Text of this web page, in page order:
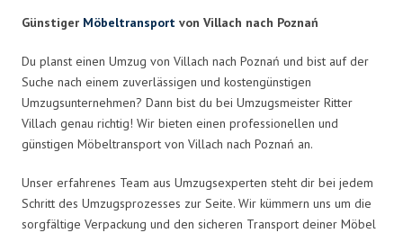
Günstiger Möbeltransport von Villach nach Poznań
Du planst einen Umzug von Villach nach Poznań und bist auf der
Suche nach einem zuverlässigen und kostengünstigen
Umzugsunternehmen? Dann bist du bei Umzugsmeister Ritter
Villach genau richtig! Wir bieten einen professionellen und
günstigen Möbeltransport von Villach nach Poznań an.
Unser erfahrenes Team aus Umzugsexperten steht dir bei jedem
Schritt des Umzugsprozesses zur Seite. Wir kümmern uns um die
sorgfältige Verpackung und den sicheren Transport deiner Möbel